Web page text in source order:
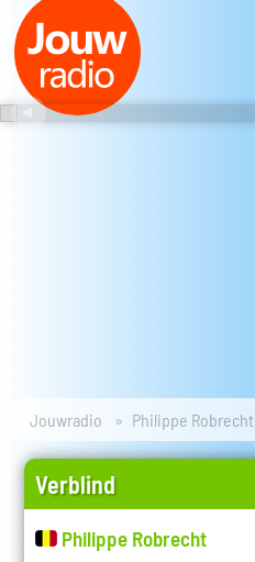
Jouwradio Philippe Robrecht
Verblind
Philippe Robrecht